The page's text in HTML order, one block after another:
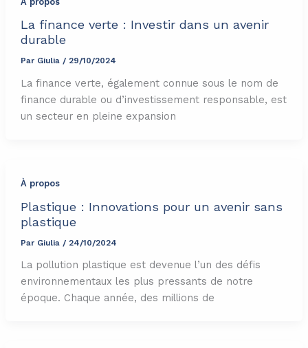
La finance verte : Investir dans un avenir
durable
Par Giulia / 29/10/2024
La finance verte, également connue sous le nom de
finance durable ou d’investissement responsable, est
un secteur en pleine expansion
À propos
Plastique : Innovations pour un avenir sans
plastique
Par Giulia / 24/10/2024
La pollution plastique est devenue l’un des défis
environnementaux les plus pressants de notre
époque. Chaque année, des millions de